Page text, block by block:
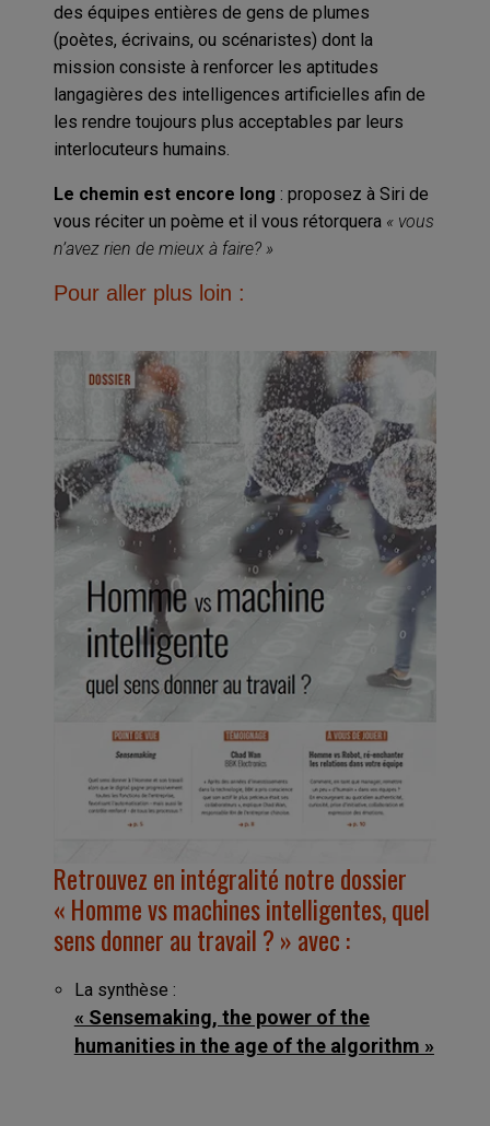
des équipes entières de gens de plumes
(poètes, écrivains, ou scénaristes) dont la
mission consiste à renforcer les aptitudes
langagières des intelligences artificielles afin de
les rendre toujours plus acceptables par leurs
interlocuteurs humains.
Le chemin est encore long : proposez à Siri de
vous réciter un poème et il vous rétorquera « vous
n’avez rien de mieux à faire? »
Pour aller plus loin :
Retrouvez en intégralité notre dossier
« Homme vs machines intelligentes, quel
sens donner au travail ? » avec :
La synthèse :
« Sensemaking, the power of the
humanities in the age of the algorithm »